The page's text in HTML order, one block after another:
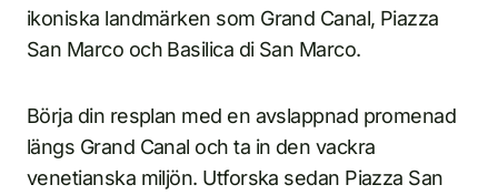
ikoniska landmärken som Grand Canal, Piazza
San Marco och Basilica di San Marco.
Börja din resplan med en avslappnad promenad
längs Grand Canal och ta in den vackra
venetianska miljön. Utforska sedan Piazza San